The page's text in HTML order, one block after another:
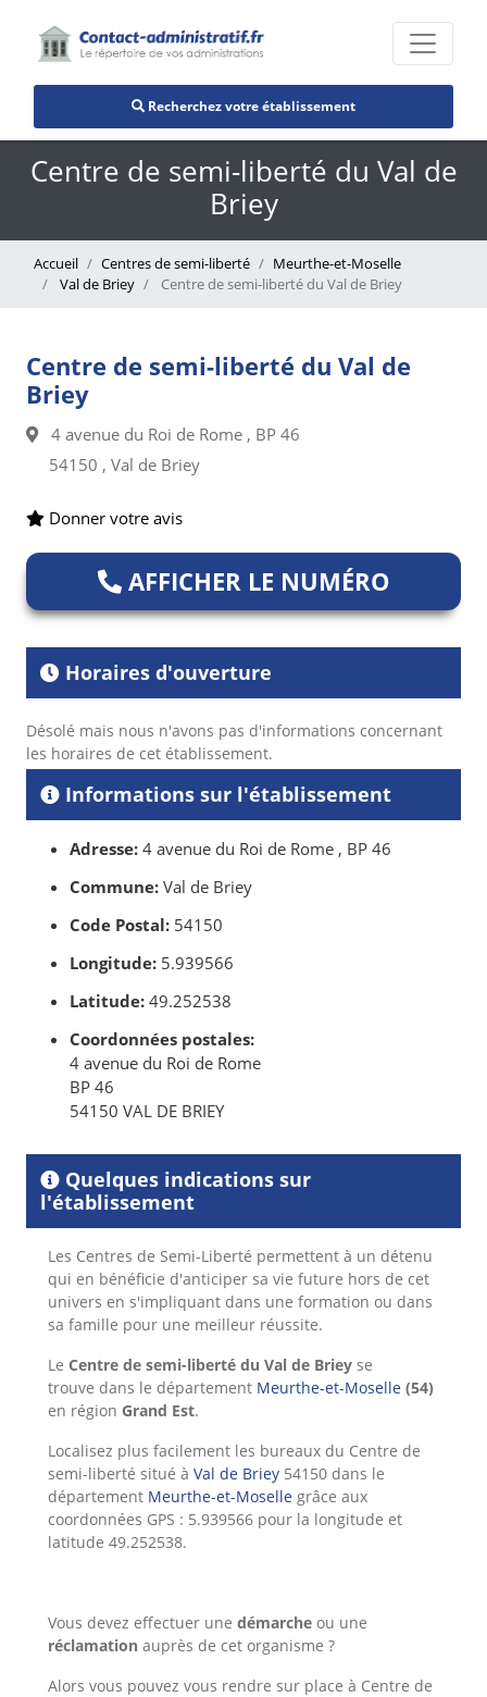
Recherchez votre établissement
Centre de semi-liberté du Val de
Briey
Accueil Centres de semi-liberté
Meurthe-et-Moselle
Val de Briey
Centre de semi-liberté du Val de Briey
Centre de semi-liberté du Val de
Briey
4 avenue du Roi de Rome , BP 46
54150 , Val de Briey
Donner votre avis
AFFICHER LE NUMÉRO
Horaires d'ouverture
Désolé mais nous n'avons pas d'informations concernant
les horaires de cet établissement.
Informations sur l'établissement
Adresse: 4 avenue du Roi de Rome , BP 46
Commune: Val de Briey
Code Postal: 54150
Longitude: 5.939566
Latitude: 49.252538
Coordonnées postales:
4 avenue du Roi de Rome
BP 46
54150 VAL DE BRIEY
Quelques indications sur
l'établissement
Les Centres de Semi-Liberté permettent à un détenu
qui en bénéficie d'anticiper sa vie future hors de cet
univers en s'impliquant dans une formation ou dans
sa famille pour une meilleur réussite.
Le Centre de semi-liberté du Val de Briey se
trouve dans le département Meurthe-et-Moselle (54)
en région Grand Est.
Localisez plus facilement les bureaux du Centre de
semi-liberté situé à Val de Briey 54150 dans le
département Meurthe-et-Moselle grâce aux
coordonnées GPS : 5.939566 pour la longitude et
latitude 49.252538.
Vous devez effectuer une démarche ou une
réclamation auprès de cet organisme ?
Alors vous pouvez vous rendre sur place à Centre de